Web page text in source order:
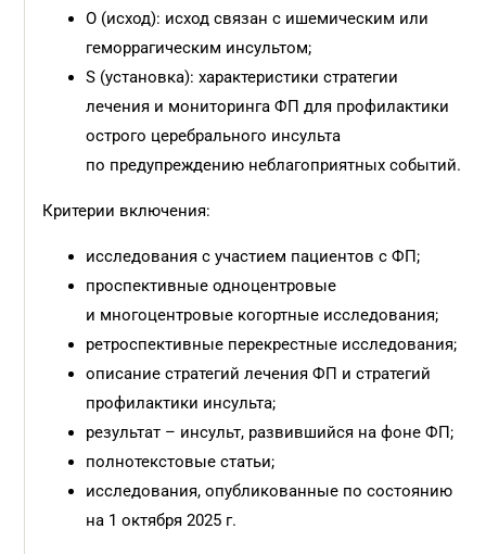
O (исход): исход связан с ишемическим или
геморрагическим инсультом;
S (установка): характеристики стратегии
лечения и мониторинга ФП для профилактики
острого церебрального инсульта
по предупреждению неблагоприятных событий.
Критерии включения:
исследования с участием пациентов с ФП;
проспективные одноцентровые
и многоцентровые когортные исследования;
ретроспективные перекрестные исследования;
описание стратегий лечения ФП и стратегий
профилактики инсульта;
результат – инсульт, развившийся на фоне ФП;
полнотекстовые статьи;
исследования, опубликованные по состоянию
на 1 октября 2025 г.